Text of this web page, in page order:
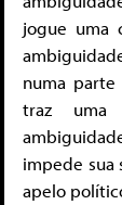
jogue uma
numa
traz uma
impede sua
apelo